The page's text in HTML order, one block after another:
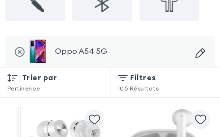
Oppo A54 5G
Trier par
Pertinence
Filtres
105 Résultats